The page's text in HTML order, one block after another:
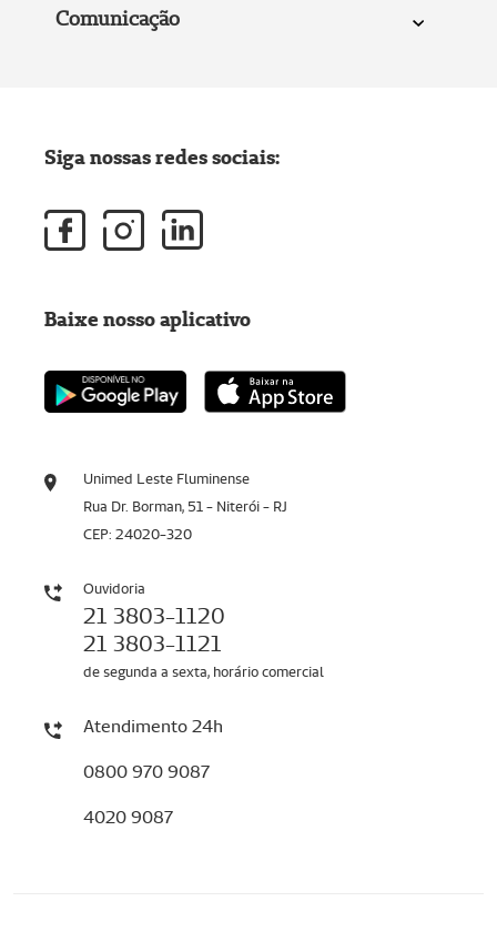
Comunicação
Unimed Leste Fluminense
Rua Dr. Borman, 51 - Niterói - RJ
CEP: 24020-320
Ouvidoria
21 3803-1120
21 3803-1121
de segunda a sexta, horário comercial
Atendimento 24h
0800 970 9087
4020 9087
Siga nossas redes sociais:
Baixe nosso aplicativo